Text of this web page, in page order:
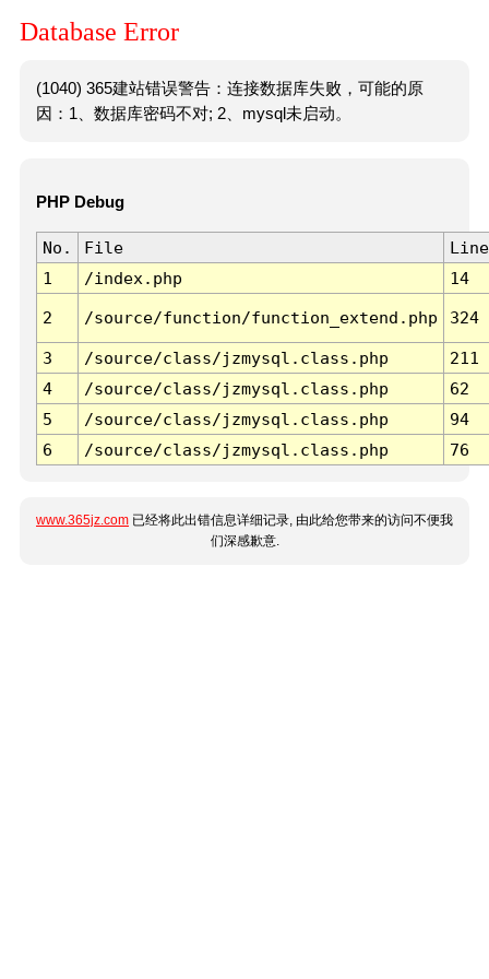
Database Error
(1040) 365建站错误警告：连接数据库失败，可能的原
因：1、数据库密码不对; 2、mysql未启动。
PHP Debug
No. File
Line
1
/index.php 14
2 /source/function/function_extend.php 324
3 /source/class/jzmysql.class.php
211
4
/source/class/jzmysql.class.php
62
5
/source/class/jzmysql.class.php
94
6
/source/class/jzmysql.class.php 76
www.365jz.com 已经将此出错信息详细记录, 由此给您带来的访问不便我
们深感歉意.